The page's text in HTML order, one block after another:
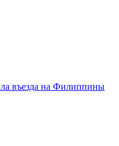
въезда на Филиппины